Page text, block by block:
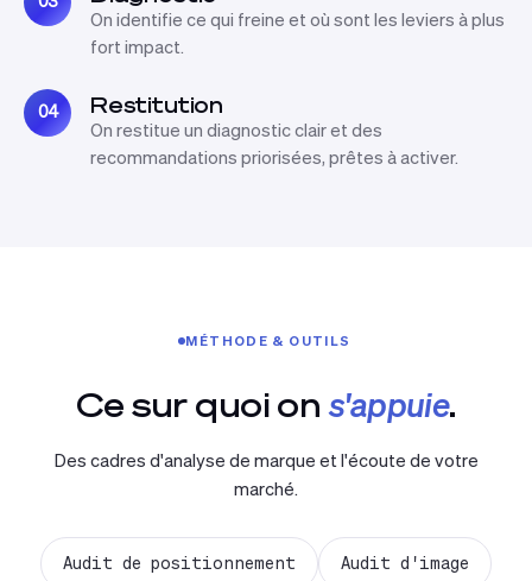
On identifie ce qui freine et où sont les leviers à plus
fort impact.
04 Restitution
On restitue un diagnostic clair et des
recommandations priorisées, prêtes à activer.
MÉTHODE & OUTILS
Ce sur quoi ons'appuie.
Des cadres d'analyse de marque et l'écoute de votre
marché.
Audit de positionnement Audit d'image